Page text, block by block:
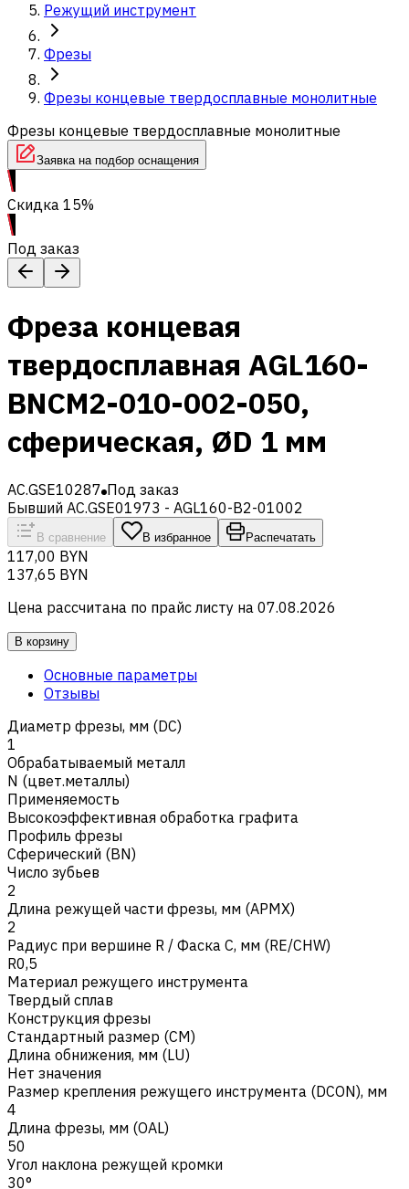
Режущий инструмент
Фрезы
Фрезы концевые твердосплавные монолитные
Фрезы концевые твердосплавные монолитные
Заявка на подбор оснащения
Скидка 15%
Под заказ
Фреза концевая
твердосплавная AGL160-
BNCM2-010-002-050,
сферическая, ØD 1 мм
AC.GSE10287 Под заказ
Бывший AC.GSE01973 - AGL160-B2-01002
В сравнение В избранное Распечатать
117,00 BYN
137,65 BYN
Цена рассчитана по прайс листу на 07.08.2026
В корзину
Основные параметры
Отзывы
Диаметр фрезы, мм (DC)
1
Обрабатываемый металл
N (цвет.металлы)
Применяемость
Высокоэффективная обработка графита
Профиль фрезы
Сферический (BN)
Число зубьев
2
Длина режущей части фрезы, мм (APMX)
2
Радиус при вершине R / Фаска C, мм (RE/CHW)
R0,5
Материал режущего инструмента
Твердый сплав
Конструкция фрезы
Стандартный размер (CM)
Длина обнижения, мм (LU)
Нет значения
Размер крепления режущего инструмента (DCON), мм
4
Длина фрезы, мм (OAL)
50
Угол наклона режущей кромки
30°